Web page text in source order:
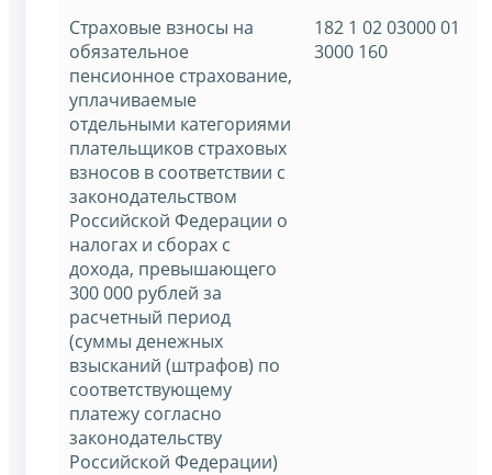
Страховые взносы на
обязательное
пенсионное страхование,
уплачиваемые
отдельными категориями
плательщиков страховых
взносов в соответствии с
законодательством
Российской Федерации о
налогах и сборах с
дохода, превышающего
300 000 рублей за
расчетный период
(суммы денежных
взысканий (штрафов) по
соответствующему
платежу согласно
законодательству
Российской Федерации)
182 1 02 03000 01
3000 160